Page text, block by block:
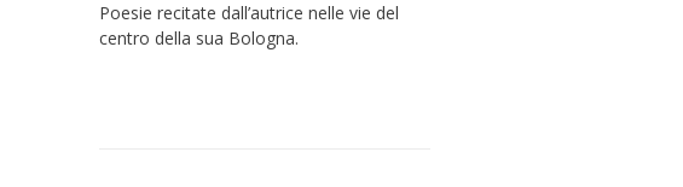
Poesie recitate dall’autrice nelle vie del
centro della sua Bologna.